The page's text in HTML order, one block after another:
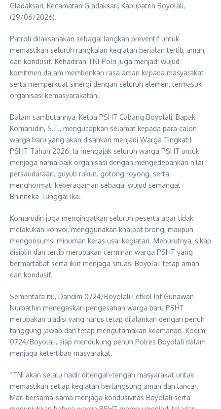
Gladaksari, Kecamatan Gladaksari, Kabupaten Boyolali,
(29/06/2026).
Patroli dilaksanakan sebagai langkah preventif untuk
memastikan seluruh rangkaian kegiatan berjalan tertib, aman,
dan kondusif. Kehadiran TNI-Polri juga menjadi wujud
komitmen dalam memberikan rasa aman kepada masyarakat
serta memperkuat sinergi dengan seluruh elemen, termasuk
organisasi kemasyarakatan.
Dalam sambutannya, Ketua PSHT Cabang Boyolali, Bapak
Komarudin, S.T., mengucapkan selamat kepada para calon
warga baru yang akan disahkan menjadi Warga Tingkat I
PSHT Tahun 2026. Ia mengajak seluruh warga PSHT untuk
menjaga nama baik organisasi dengan mengedepankan nilai
persaudaraan, guyub rukun, gotong royong, serta
menghormati keberagaman sebagai wujud semangat
Bhinneka Tunggal Ika.
Komarudin juga mengingatkan seluruh peserta agar tidak
melakukan konvoi, menggunakan knalpot brong, maupun
mengonsumsi minuman keras usai kegiatan. Menurutnya, sikap
disiplin dan tertib merupakan cerminan warga PSHT yang
bermartabat serta ikut menjaga situasi Boyolali tetap aman
dan kondusif.
Sementara itu, Dandim 0724/Boyolali Letkol Inf Gunawan
Nurbathin menegaskan pengesahan warga baru PSHT
merupakan tradisi yang harus tetap dijalankan dengan penuh
tanggung jawab dan tetap mengutamakan keamanan. Kodim
0724/Boyolali, siap mendukung penuh Polres Boyolali dalam
menjaga ketertiban masyarakat.
“TNI akan selalu hadir ditengah-tengah masyarakat untuk
memastikan setiap kegiatan berlangsung aman dan lancar.
Mari bersama-sama menjaga kondusivitas Boyolali serta